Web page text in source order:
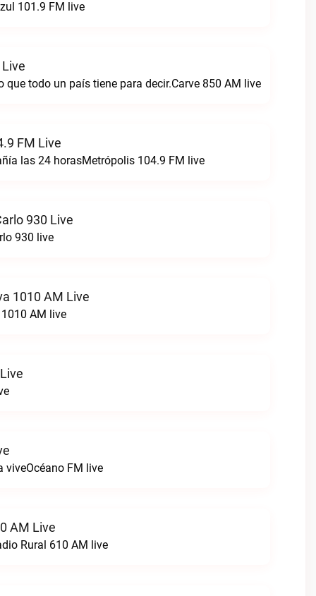
101.9 FM live
que todo un país tiene para decir.Carve 850 AM live
FM Live
las 24 horasMetrópolis 104.9 FM live
930 Live
930 live
1010 AM Live
AM live
viveOcéano FM live
AM Live
Rural 610 AM live